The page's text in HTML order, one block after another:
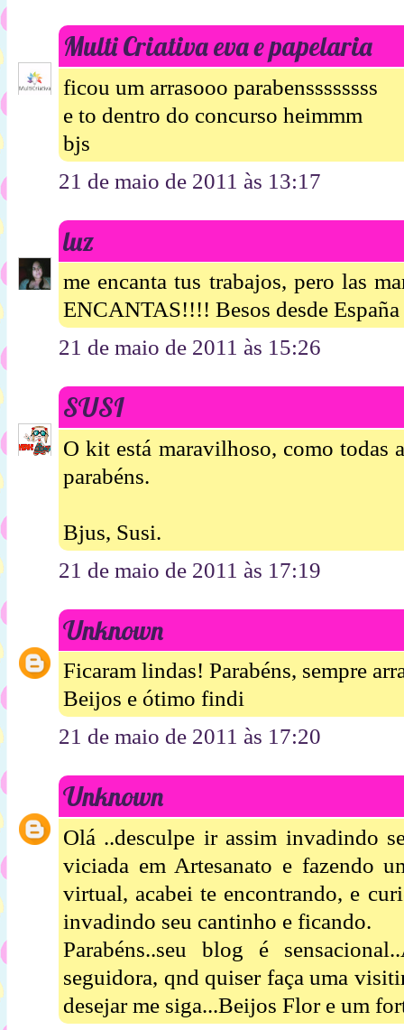
Multi Criativa eva e papelaria
ficou um arrasooo parabenssssssss
e to dentro do concurso heimmm
bjs
21 de maio de 2011 às 13:17
luz
me encanta tus trabajos, pero las
ENCANTAS!!!! Besos desde España
21 de maio de 2011 às 15:26
SUSI
O kit está maravilhoso, como todas
parabéns.
Bjus, Susi.
21 de maio de 2011 às 17:19
Unknown
Ficaram lindas! Parabéns, sempre
Beijos e ótimo findi
21 de maio de 2011 às 17:20
Unknown
Olá ..desculpe ir assim invadindo
viciada em Artesanato e fazendo
virtual, acabei te encontrando, e
invadindo seu cantinho e ficando.
Parabéns..seu blog é
seguidora, qnd quiser faça uma
desejar me siga...Beijos Flor e um